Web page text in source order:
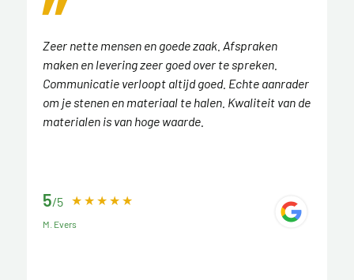
Zeer nette mensen en goede zaak. Afspraken
maken en levering zeer goed over te spreken.
Communicatie verloopt altijd goed. Echte aanrader
om je stenen en materiaal te halen. Kwaliteit van de
materialen is van hoge waarde.
5/5
M. Evers